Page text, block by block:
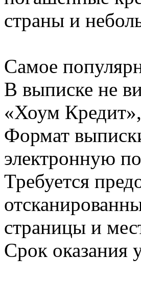
страны и
Самое
В выписке не
«Хоум
Формат
электронную
Требуется
страницы и
Срок оказания